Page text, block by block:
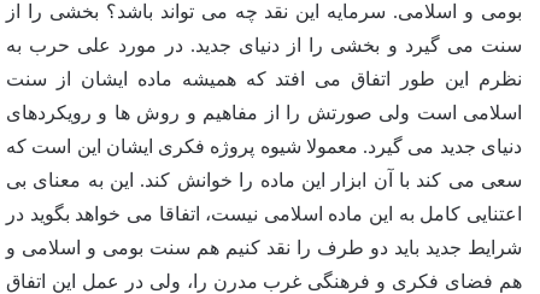
بومی و اسلامی. سرمایه این نقد چه می تواند باشد؟ بخشی را از
سنت می گیرد و بخشی را از دنیای جدید. در مورد علی حرب به
نظرم این طور اتفاق می افتد که همیشه ماده ایشان از سنت
اسلامی است ولی صورتش را از مفاهیم و روش ها و رویکردهای
دنیای جدید می گیرد. معمولا شیوه پروژه فکری ایشان این است که
سعی می کند با آن ابزار این ماده را خوانش کند. این به معنای بی
اعتنایی کامل به این ماده اسلامی نیست، اتفاقا می خواهد بگوید در
شرایط جدید باید دو طرف را نقد کنیم هم سنت بومی و اسلامی و
هم فضای فکری و فرهنگی غرب مدرن را، ولی در عمل این اتفاق